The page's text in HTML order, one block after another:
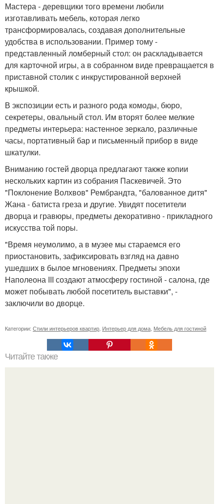
Мастера - деревщики того времени любили
изготавливать мебель, которая легко
трансформировалась, создавая дополнительные
удобства в использовании. Пример тому -
представленный ломберный стол: он раскладывается
для карточной игры, а в собранном виде превращается в
приставной столик с инкрустированной верхней
крышкой.
В экспозиции есть и разного рода комоды, бюро,
секретеры, овальный стол. Им вторят более мелкие
предметы интерьера: настенное зеркало, различные
часы, портативный бар и письменный прибор в виде
шкатулки.
Вниманию гостей дворца предлагают также копии
нескольких картин из собрания Паскевичей. Это
"Поклонение Волхвов" Рембрандта, "балованное дитя"
Жана - батиста греза и другие. Увидят посетители
дворца и гравюры, предметы декоративно - прикладного
искусства той поры.
"Время неумолимо, а в музее мы стараемся его
приостановить, зафиксировать взгляд на давно
ушедших в былое мгновениях. Предметы эпохи
Наполеона III создают атмосферу гостиной - салона, где
может побывать любой посетитель выставки", -
заключили во дворце.
Категории: Стили интерьеров квартир Интерьер для дома Мебель для гостиной
Читайте также